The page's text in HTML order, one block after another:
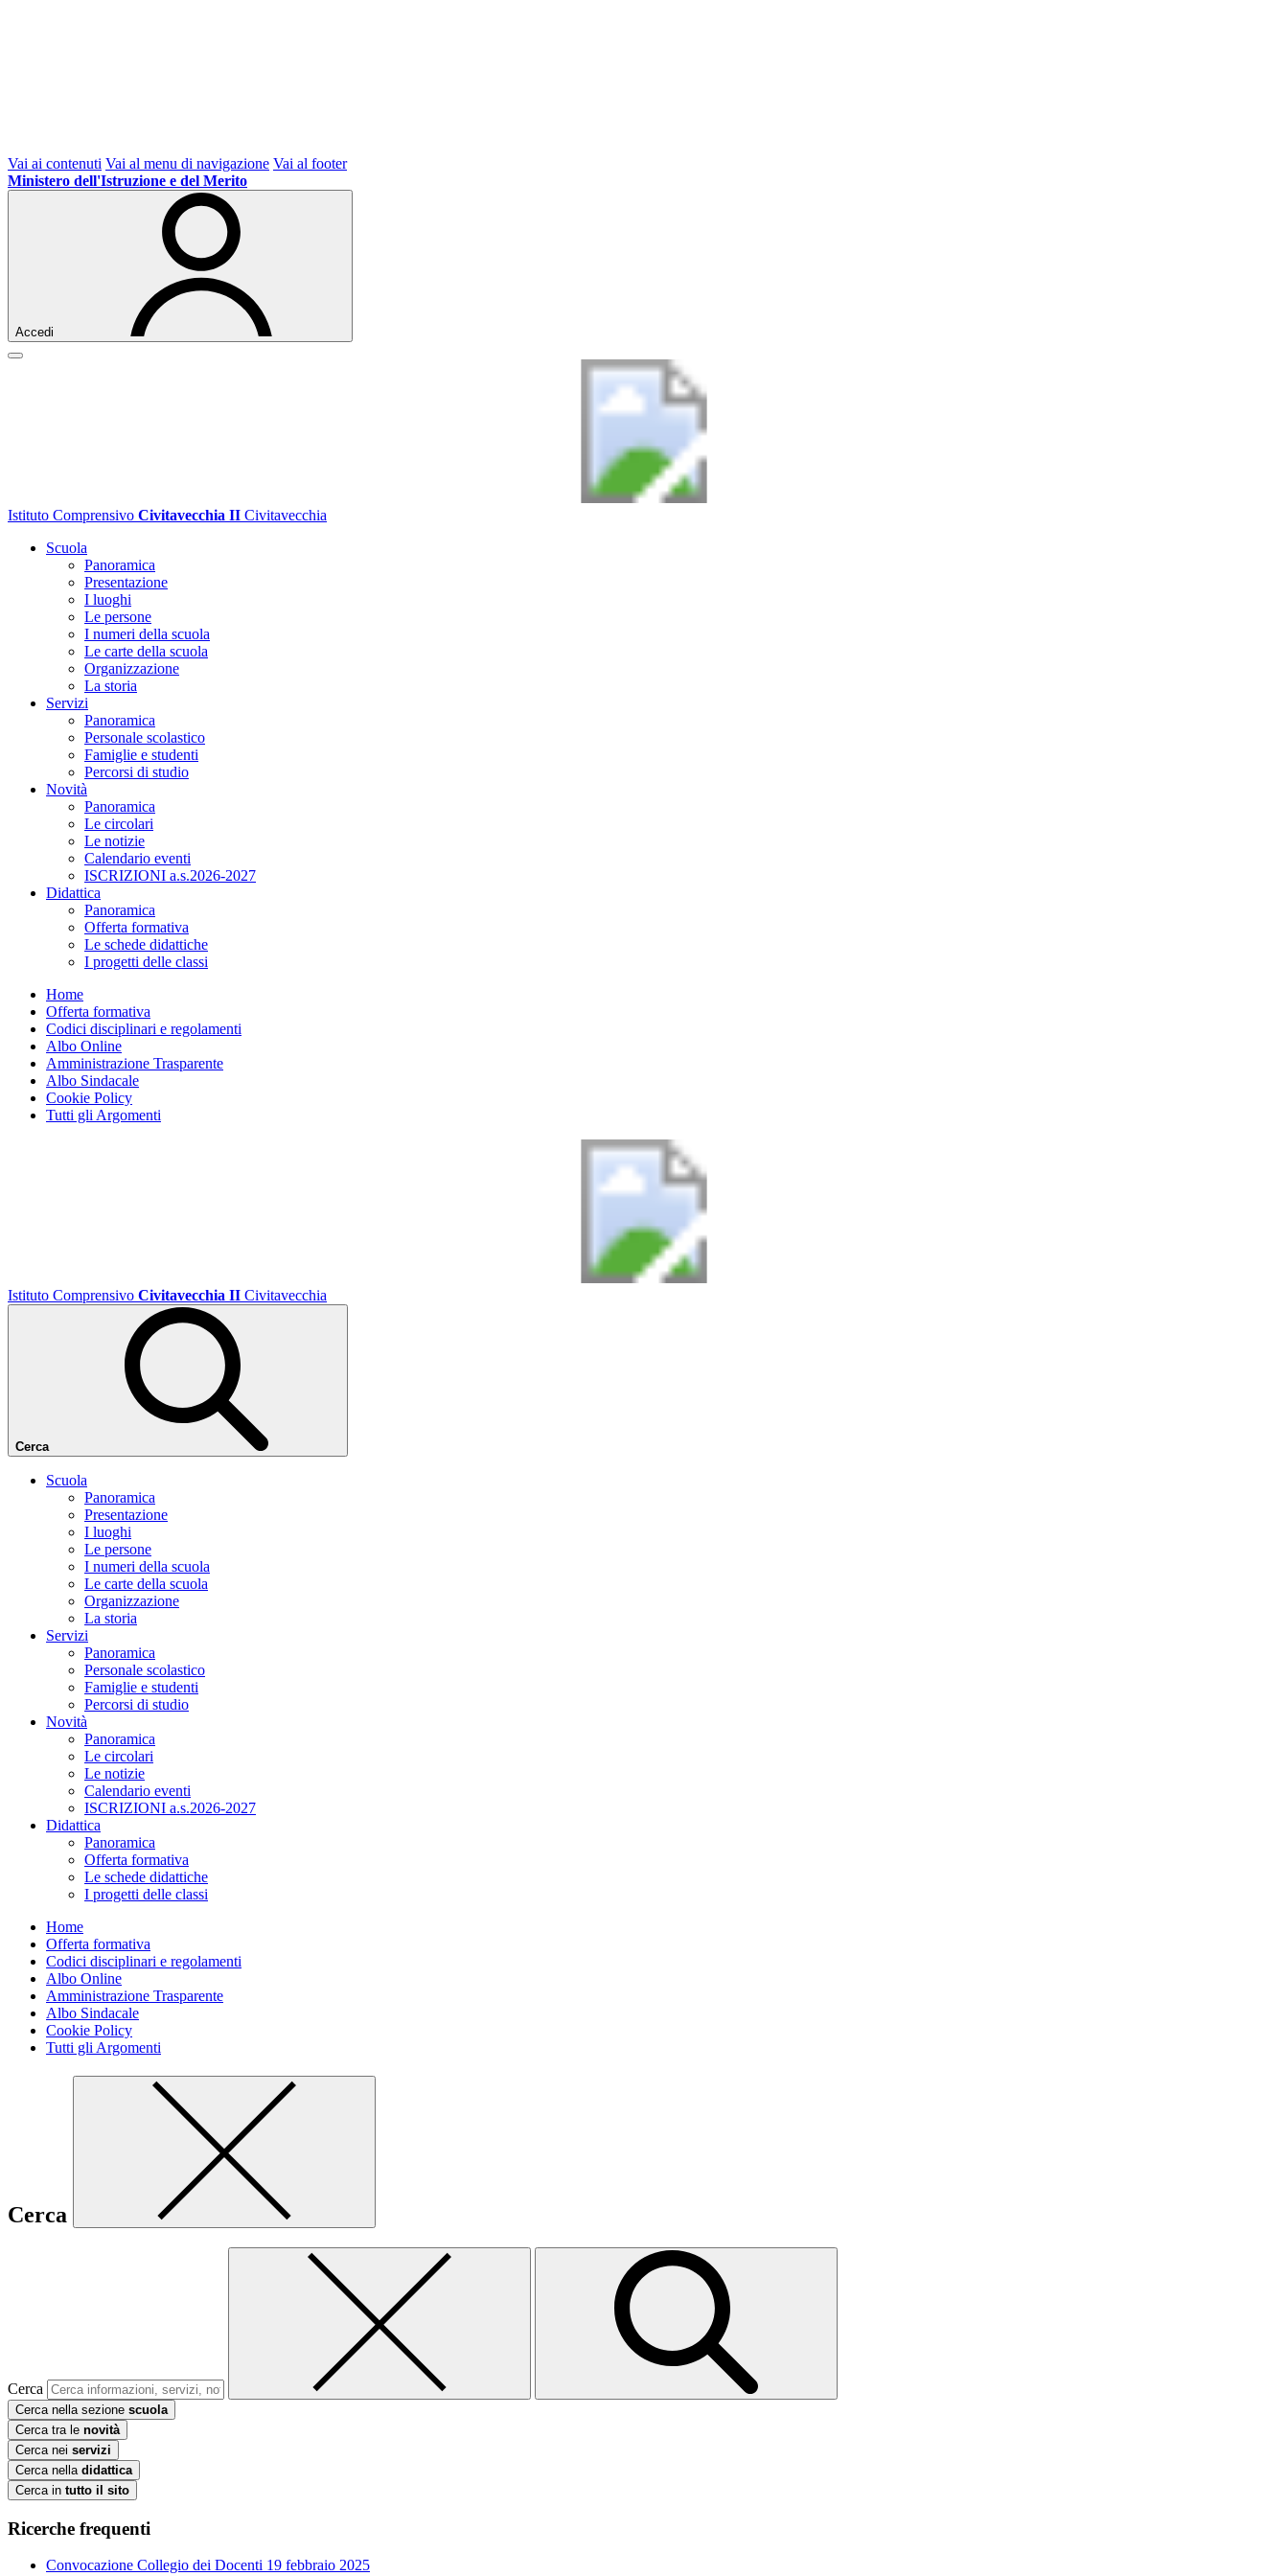
Vai ai contenuti Vai al menu di navigazione Vai al footer
Ministero dell'Istruzione e del Merito
Accedi
Istituto Comprensivo Civitavecchia II Civitavecchia
Scuola
Panoramica
Presentazione
I luoghi
Le persone
I numeri della scuola
Le carte della scuola
Organizzazione
La storia
Servizi
Panoramica
Personale scolastico
Famiglie e studenti
Percorsi di studio
Novità
Panoramica
Le circolari
Le notizie
Calendario eventi
ISCRIZIONI a.s.2026-2027
Didattica
Panoramica
Offerta formativa
Le schede didattiche
I progetti delle classi
Home
Offerta formativa
Codici disciplinari e regolamenti
Albo Online
Amministrazione Trasparente
Albo Sindacale
Cookie Policy
Tutti gli Argomenti
Istituto Comprensivo Civitavecchia II Civitavecchia
Cerca
Scuola
Panoramica
Presentazione
I luoghi
Le persone
I numeri della scuola
Le carte della scuola
Organizzazione
La storia
Servizi
Panoramica
Personale scolastico
Famiglie e studenti
Percorsi di studio
Novità
Panoramica
Le circolari
Le notizie
Calendario eventi
ISCRIZIONI a.s.2026-2027
Didattica
Panoramica
Offerta formativa
Le schede didattiche
I progetti delle classi
Home
Offerta formativa
Codici disciplinari e regolamenti
Albo Online
Amministrazione Trasparente
Albo Sindacale
Cookie Policy
Tutti gli Argomenti
Cerca
Cerca
Cerca nella sezione scuola
Cerca tra le novità
Cerca nei servizi
Cerca nella didattica
Cerca in tutto il sito
Ricerche frequenti
Convocazione Collegio dei Docenti 19 febbraio 2025